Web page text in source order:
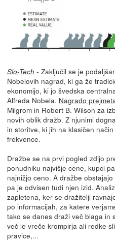
Slo-Tech - Zaključil se je
Nobelovih nagrad, ki ga že
ekonomijo, ki jo švedska
Alfreda Nobela. Nagrado
Milgrom in Robert B. Wilson za
novih oblik dražb. Z njunimi
in storitve, ki jih na klasičen
frekvence.
Dražbe se na prvi pogled zdijo
ponudniku najvišje cene, kupci
najnižjo ceno. A dražbe
pa je odvisen tudi njen izid.
zapletena, ker se dražitelji
po informacijah, za katere
tako se danes draži več blaga in
več le vreče krompirja ali redke
pravice,...